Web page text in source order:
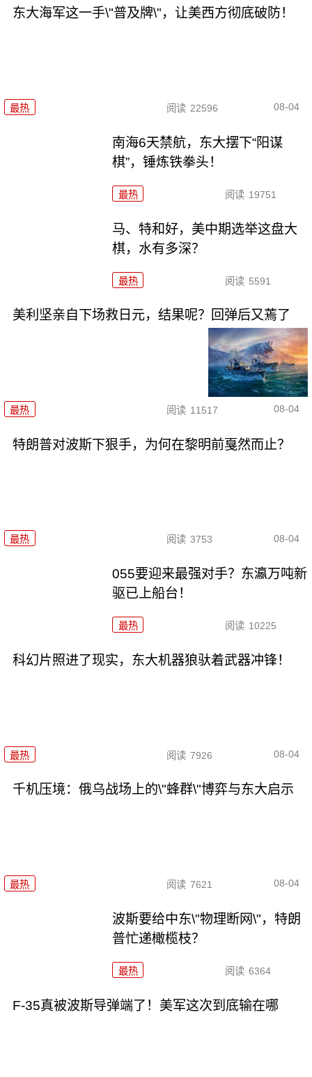
东大海军这一手\"普及牌\"，让美西方彻底破防！
最热 阅读 22596 08-04
南海6天禁航，东大摆下“阳谋
棋”，锤炼铁拳头！
最热 阅读 19751
马、特和好，美中期选举这盘大
棋，水有多深？
最热 阅读 5591
美利坚亲自下场救日元，结果呢？回弹后又蔫了
最热 阅读 11517 08-04
特朗普对波斯下狠手，为何在黎明前戛然而止？
最热 阅读 3753 08-04
055要迎来最强对手？东瀛万吨新
驱已上船台！
最热 阅读 10225
科幻片照进了现实，东大机器狼驮着武器冲锋！
最热 阅读 7926 08-04
千机压境：俄乌战场上的\"蜂群\"博弈与东大启示
最热 阅读 7621 08-04
波斯要给中东\"物理断网\"，特朗
普忙递橄榄枝？
最热 阅读 6364
F-35真被波斯导弹端了！美军这次到底输在哪